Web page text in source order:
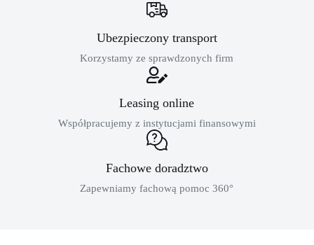
Ubezpieczony transport
Korzystamy ze sprawdzonych firm
Leasing online
Współpracujemy z instytucjami finansowymi
Fachowe doradztwo
Zapewniamy fachową pomoc 360°